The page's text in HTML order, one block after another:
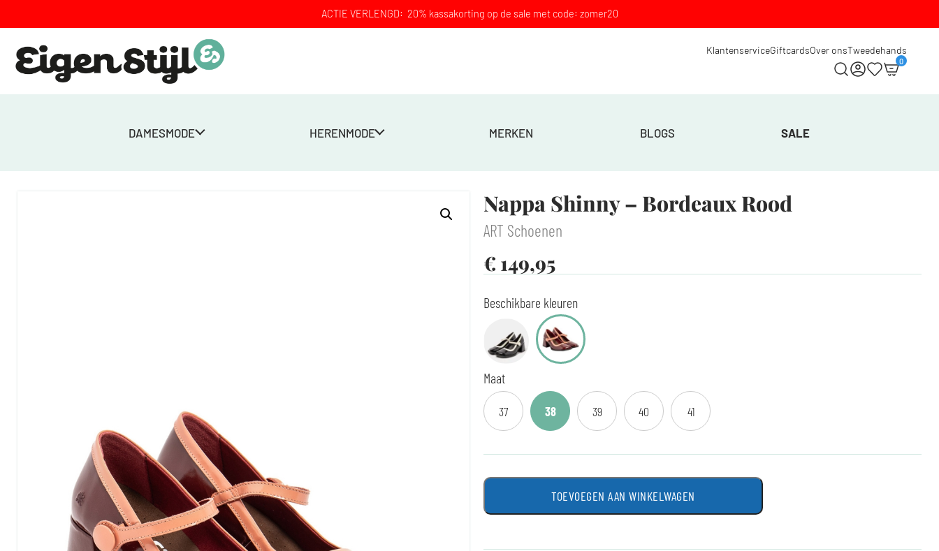
ACTIE VERLENGD: 20% kassakorting op de sale met code: zomer20
KlantenserviceGiftcardsOver onsTweedehands
0
DAMESMODE HERENMODE MERKEN BLOGS SALE
Nappa Shinny – Bordeaux Rood
ART Schoenen
€ 149,95
Beschikbare kleuren
Maat
37 38 39 40 41
TOEVOEGEN AAN WINKELWAGEN